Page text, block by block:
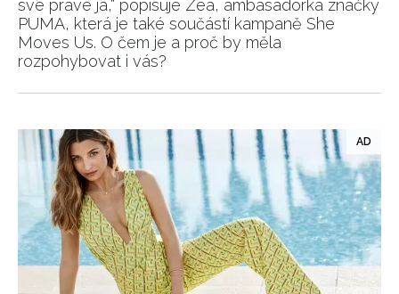
své pravé já,“ popisuje Zea, ambasadorka značky
PUMA, která je také součástí kampaně She
Moves Us. O čem je a proč by měla
rozpohybovat i vás?